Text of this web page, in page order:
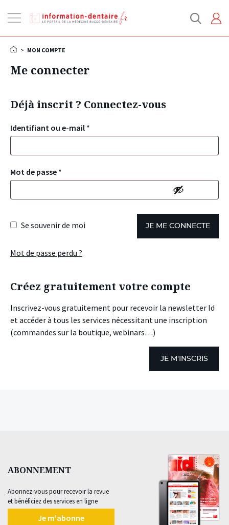
la
> MON COMPTE
Me connecter
Déjà inscrit ? Connectez-vous
Identifiant ou e-mail *
Mot de passe *
Se souvenir de moi JE ME CONNECTE
Mot de passe perdu ?
Créez gratuitement votre compte
Inscrivez-vous gratuitement pour recevoir la newsletter Id
et accéder à tous les services nécessitant une inscription
(commandes sur la boutique, webinars…)
JE M'INSCRIS
ABONNEMENT
Abonnez-vous pour recevoir la revue
et bénéficiez des services en ligne
Je m'abonne